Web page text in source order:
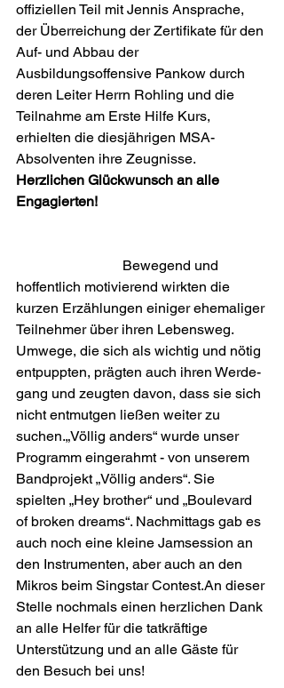
offiziellen Teil mit Jennis Ansprache,
der Überreichung der Zertifikate für den
Auf- und Abbau der
Ausbildungsoffensive Pankow durch
deren Leiter Herrn Rohling und die
Teilnahme am Erste Hilfe Kurs,
erhielten die diesjährigen MSA-
Absolventen ihre Zeugnisse.
Herzlichen Glückwunsch an alle
Engagierten!
hoffentlich motivierend wirkten die
kurzen Erzählungen einiger ehemaliger
Teilnehmer über ihren Lebensweg.
Umwege, die sich als wichtig und nötig
entpuppten, prägten auch ihren Werde­
gang und zeugten davon, dass sie sich
nicht entmutgen ließen weiter zu
suchen.„Völlig anders“ wurde unser
Programm eingerahmt - von unserem
Bandprojekt „Völlig anders“. Sie
spielten „Hey brother“ und „Boulevard
of broken dreams“. Nachmittags gab es
auch noch eine kleine Jamsession an
den Instrumenten, aber auch an den
Mikros beim Singstar Contest.An dieser
Stelle nochmals einen herzlichen Dank
an alle Helfer für die tatkräftige
Unterstützung und an alle Gäste für
den Besuch bei uns!